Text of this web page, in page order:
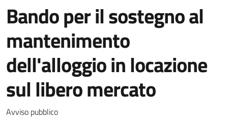
Bando per il sostegno al
mantenimento
dell'alloggio in locazione
sul libero mercato
Dettagli della notizia
Avviso pubblico